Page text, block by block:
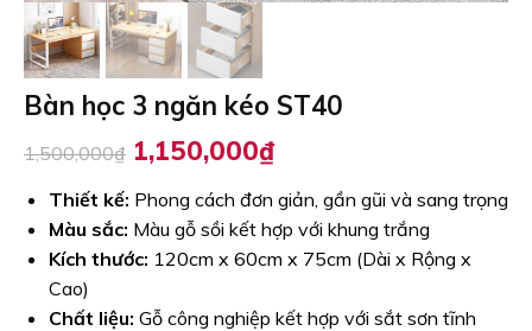
Bàn học 3 ngăn kéo ST40
1,500,000₫ Giá
gốc
là:
1,500,000₫.
1,150,000₫Giá
tại
là:
1,150,000₫.
Thiết kế: Phong cách đơn giản, gần gũi và sang trọng
Màu sắc: Màu gỗ sồi kết hợp với khung trắng
Kích thước: 120cm x 60cm x 75cm (Dài x Rộng x
Cao)
Chất liệu: Gỗ công nghiệp kết hợp với sắt sơn tĩnh